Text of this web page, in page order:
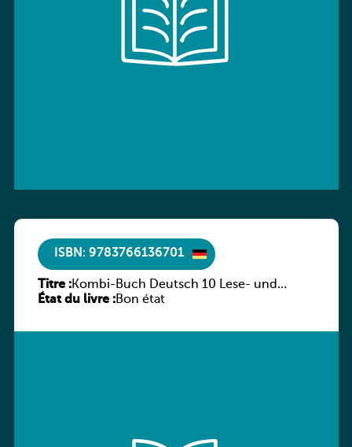
ISBN: 9783766136701
Titre :Kombi-Buch Deutsch 10 Lese- und
Sprachbuch
État du livre :Bon état